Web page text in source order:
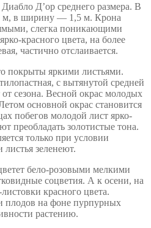
Д’ор среднего размера. В
м, в ширину — 1,5 м. Крона
слегка поникающими
красного цвета, на более
частично отслаивается.
покрыты яркими листьями.
с вытянутой средней
сезона. Весной окрас молодых
основной окрас становится
побегов молодой лист ярко-
преобладать золотистые тона.
только при условии
зеленеют.
бело-розовыми мелкими
соцветия. А к осени, на
красного цвета.
плодов на фоне пурпурных
растению.